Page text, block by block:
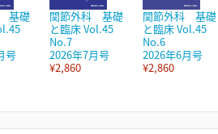
基礎
号
関節外科 基礎
と臨床 Vol.45
No.7
2026年7月号
¥2,860
関節外科 基礎
と臨床 Vol.45
No.6
2026年6月号
¥2,860